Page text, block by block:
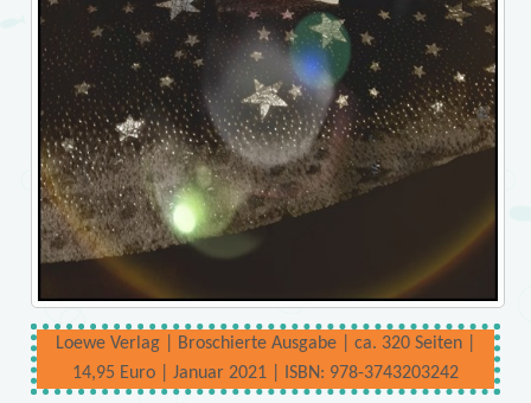
Loewe Verlag | Broschierte Ausgabe | ca. 320 Seiten |
14,95 Euro | Januar 2021 | ISBN: 978-3743203242